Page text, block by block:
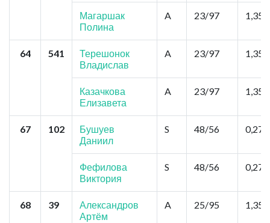
Магаршак
Полина
A 23/97 1,35
64 541
Терешонок
Владислав
A 23/97 1,35
Казачкова
Елизавета
A 23/97 1,35
67 102
Бушуев
Даниил
S 48/56 0,27
Фефилова
Виктория
S 48/56 0,27
68 39
Александров
Артём
A 25/95 1,35